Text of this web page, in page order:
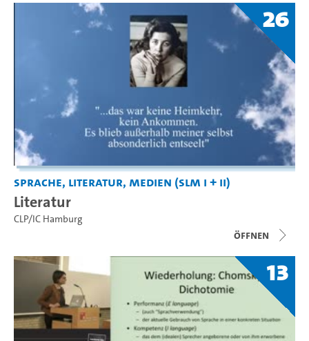
26
Sprache, Literatur, Medien (SLM I + II)
Literatur
CLP/IC Hamburg
Öffnen
13